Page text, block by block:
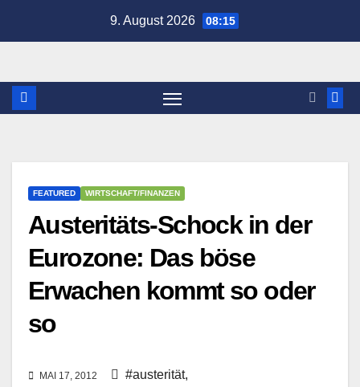
9. August 2026 08:15
FEATURED WIRTSCHAFT/FINANZEN
Austeritäts-Schock in der
Eurozone: Das böse
Erwachen kommt so oder
so
MAI 17, 2012 #austerität,